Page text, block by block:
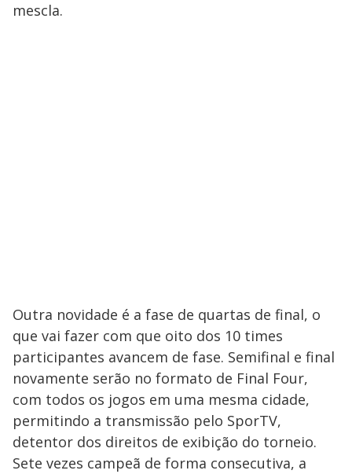
mescla.
Outra novidade é a fase de quartas de final, o
que vai fazer com que oito dos 10 times
participantes avancem de fase. Semifinal e final
novamente serão no formato de Final Four,
com todos os jogos em uma mesma cidade,
permitindo a transmissão pelo SporTV,
detentor dos direitos de exibição do torneio.
Sete vezes campeã de forma consecutiva, a